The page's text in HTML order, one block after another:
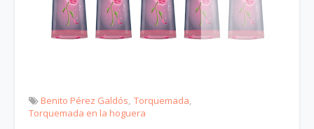
Benito Pérez Galdós Torquemada
Torquemada en la hoguera